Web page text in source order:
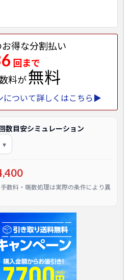
得な分割払い
回まで
料が無料
について詳しくはこちら▶
数目安シミュレーション
数料・端数処理は実際の条件により異